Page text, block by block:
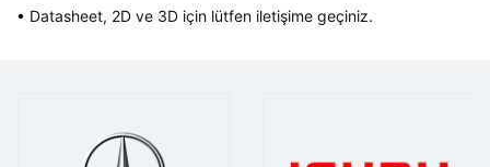
• Datasheet, 2D ve 3D için lütfen iletişime geçiniz.